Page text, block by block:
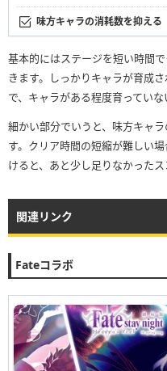
味方キャラの消耗数を抑える
基本的にはステージを短い時間
きます。しっかりキャラが育成
で、キャラがある程度育ってい
細かい部分でいうと、味方キャ
す。クリア時間の短縮が難しい
けると、あと少し足りなかった
関連リンク
Fateコラボ